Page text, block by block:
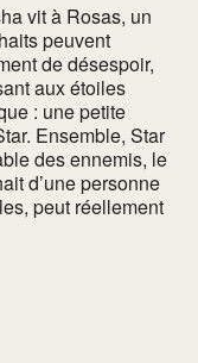
vit à Rosas, un
peuvent
de désespoir,
aux étoiles
: une petite
Ensemble, Star
des ennemis, le
d’une personne
peut réellement